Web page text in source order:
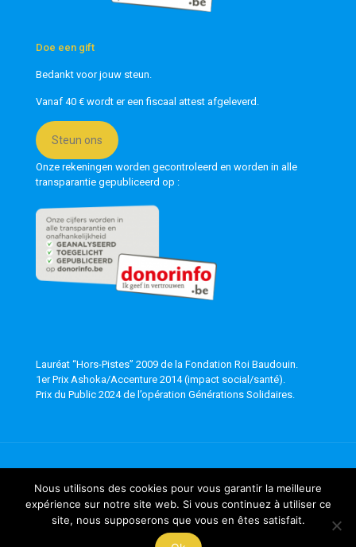
Doe een gift
Bedankt voor jouw steun.
Vanaf 40 € wordt er een fiscaal attest afgeleverd.
Steun ons
Onze rekeningen worden gecontroleerd en worden in alle
transparantie gepubliceerd op :
Lauréat “Hors-Pistes” 2009 de la Fondation Roi Baudouin.
1er Prix Ashoka/Accenture 2014 (impact social/santé).
Prix du Public 2024 de l’opération Générations Solidaires.
GymSANA. Tout droit réservé. Réalisé parComVisuavec
Muffin group
Nous utilisons des cookies pour vous garantir la meilleure
expérience sur notre site web. Si vous continuez à utiliser ce
site, nous supposerons que vous en êtes satisfait.